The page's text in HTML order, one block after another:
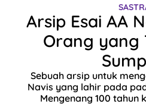
Arsip Esai AA
Orang yang
Sebuah arsip untuk
Navis yang lahir pada
Mengenang 100 tahun